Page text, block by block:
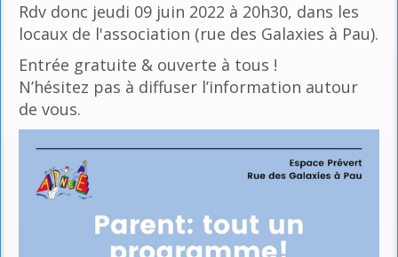
Rdv donc jeudi 09 juin 2022 à 20h30, dans les
locaux de l'association (rue des Galaxies à Pau).
Entrée gratuite & ouverte à tous !
N’hésitez pas à diffuser l’information autour
de vous.